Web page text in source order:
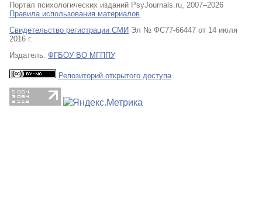
Портал психологических изданий PsyJournals.ru, 2007–2026
Правила использования материалов
Свидетельство регистрации СМИ Эл № ФС77-66447 от 14 июля
2016 г.
Издатель: ФГБОУ ВО МГППУ
Репозиторий открытого доступа